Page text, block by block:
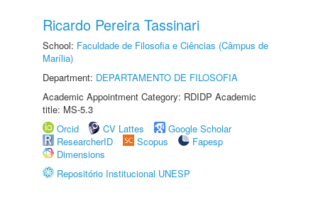
Ricardo Pereira Tassinari
School: Faculdade de Filosofia e Ciências (Câmpus de
Marília)
Department: DEPARTAMENTO DE FILOSOFIA
Academic Appointment Category: RDIDP Academic
title: MS-5.3
Orcid
CV Lattes
Google Scholar
ResearcherID
Scopus
Fapesp
Dimensions
Repositório Institucional UNESP